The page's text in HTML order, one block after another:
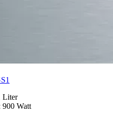
Liter
900 Watt